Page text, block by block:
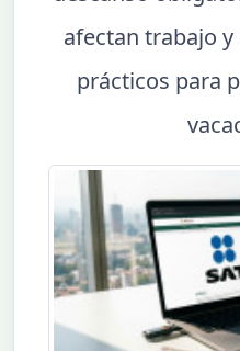
afectan trabajo y
prácticos para